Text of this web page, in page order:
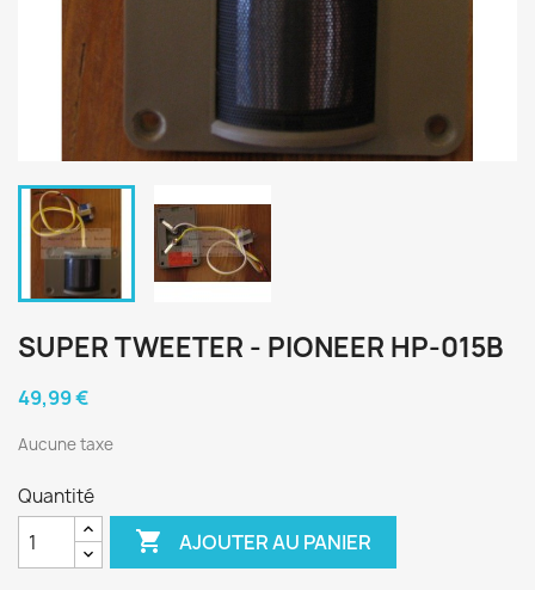
SUPER TWEETER - PIONEER HP-015B
49,99 €
Aucune taxe
Quantité
 AJOUTER AU PANIER